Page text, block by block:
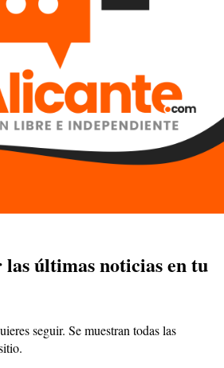
últimas noticias en tu
seguir. Se muestran todas las